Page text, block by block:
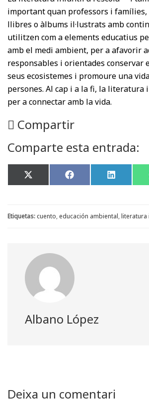
important quan professors i famílies,
llibres o àlbums il·lustrats amb
utilitzen com a elements educatius
amb el medi ambient, per a afavorir
responsables i orientades conservar
seus ecosistemes i promoure una
persones. Al cap i a la fi, la
per a connectar amb la vida.
Compartir
Comparte esta entrada:
Share
on
X
(
t
Share
on
F
a
o
Share
on
L
i
d
Etiquetas:cuento,educación ambiental,literatura
Albano López
Deixa un comentari